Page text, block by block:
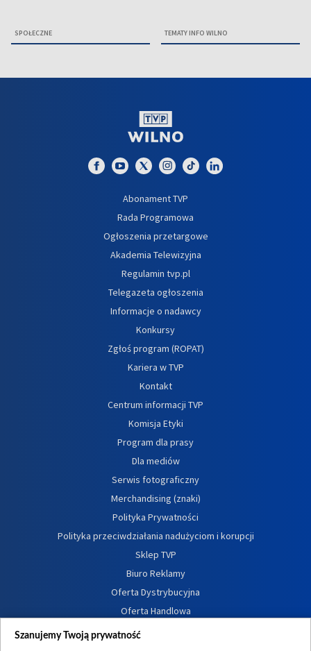
SPOŁECZNE TEMATY INFO WILNO
Abonament TVP
Rada Programowa
Ogłoszenia przetargowe
Akademia Telewizyjna
Regulamin tvp.pl
Telegazeta ogłoszenia
Informacje o nadawcy
Konkursy
Zgłoś program (ROPAT)
Kariera w TVP
Kontakt
Centrum informacji TVP
Komisja Etyki
Program dla prasy
Dla mediów
Serwis fotograficzny
Merchandising (znaki)
Polityka Prywatności
Polityka przeciwdziałania nadużyciom i korupcji
Sklep TVP
Biuro Reklamy
Oferta Dystrybucyjna
Oferta Handlowa
Dostępność
Szanujemy Twoją prywatność